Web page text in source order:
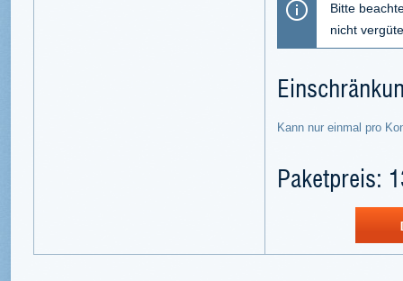
Bitte
nicht
Kann nur einmal pro
Paketpreis: